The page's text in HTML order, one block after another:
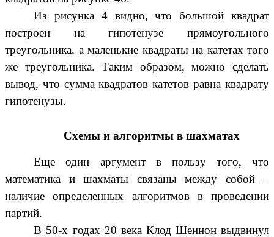
Из рисунка 4 видно, что большой квадрат
построен на гипотенузе прямоугольного
треугольника, а маленькие квадраты на катетах того
же треугольника. Таким образом, можно сделать
вывод, что сумма квадратов катетов равна квадрату
гипотенузы.
Схемы и алгоритмы в шахматах
Еще один аргумент в пользу того, что
математика и шахматы связаны между собой –
наличие определенных алгоритмов в проведении
партий.
В 50-х годах 20 века Клод Шеннон выдвинул